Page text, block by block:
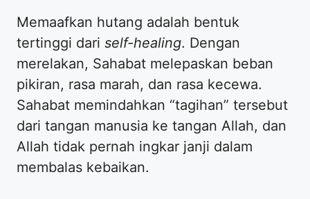
Memaafkan hutang adalah bentuk
tertinggi dari self-healing. Dengan
merelakan, Sahabat melepaskan beban
pikiran, rasa marah, dan rasa kecewa.
Sahabat memindahkan “tagihan” tersebut
dari tangan manusia ke tangan Allah, dan
Allah tidak pernah ingkar janji dalam
membalas kebaikan.